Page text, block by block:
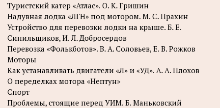
Туристский катер «Атлас». О. К. Гришин
Надувная лодка «ЛГН» под мотором. М. С. Прахин
Устройство для перевозки лодки на крыше. Б. Е.
Синильщиков, И. Л. Добросердов
Перевозка «Фолькботов». В. А. Соловьев, Е. В. Рожков
Моторы
Как устанавливать двигатели «Л» и «УД». А. А. Плохов
О переделках мотора «Нептун»
Спорт
Проблемы, стоящие перед УИМ. Б. Маньковский